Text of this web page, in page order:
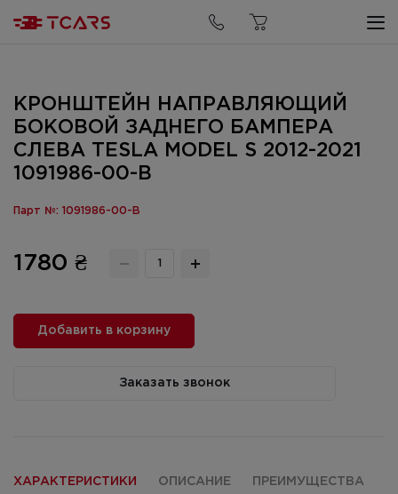
КРОНШТЕЙН НАПРАВЛЯЮЩИЙ
БОКОВОЙ ЗАДНЕГО БАМПЕРА
СЛЕВА TESLA MODEL S 2012-2021
1091986-00-B
Парт №: 1091986-00-B
1780 ₴
Добавить в корзину
Заказать звонок
ХАРАКТЕРИСТИКИ ОПИСАНИЕ ПРЕИМУЩЕСТВА